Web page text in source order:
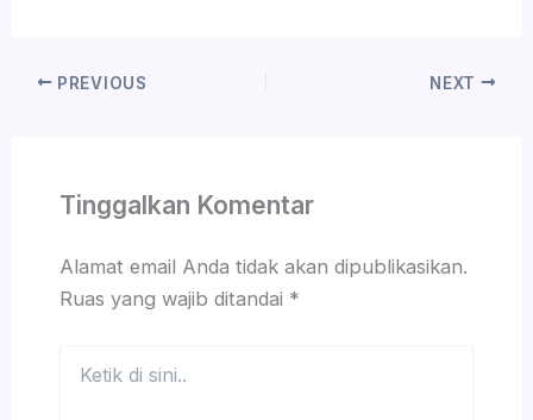
PREVIOUS NEXT
Tinggalkan Komentar
Alamat email Anda tidak akan dipublikasikan.
Ruas yang wajib ditandai *